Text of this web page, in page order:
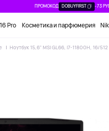
ПРОМОКОД DOBUYFIRST -73
Pro Косметика и парфюмерия
Ноутбук 15,6" MSI GL66, i7-11800H, 16/